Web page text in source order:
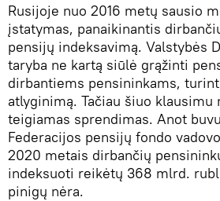
Rusijoje nuo 2016 metų sausio
įstatymas, panaikinantis
pensijų indeksavimą. Valstybės
taryba ne kartą siūlė grąžinti
dirbantiems pensininkams,
atlyginimą. Tačiau šiuo klausimu
teigiamas sprendimas. Anot
Federacijos pensijų fondo
2020 metais dirbančių
indeksuoti reikėtų 368 mlrd.
pinigų nėra.